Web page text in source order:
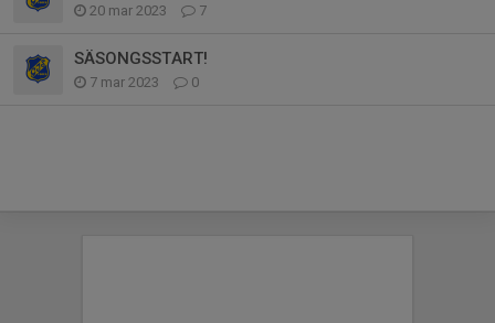
20 mar 2023 7
SÄSONGSSTART!
7 mar 2023 0